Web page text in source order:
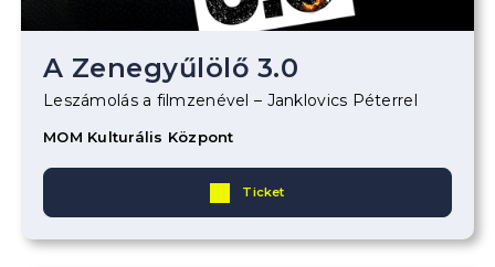
A Zenegyűlölő 3.0
Leszámolás a filmzenével – Janklovics Péterrel
MOM Kulturális Központ
Ticket